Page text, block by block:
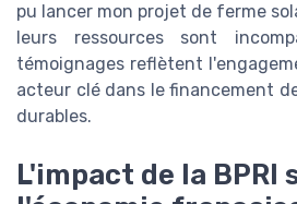
pu lancer mon projet de ferme
leurs ressources sont
témoignages reflètent
acteur clé dans le financement
durables.
L'impact de la BPRI